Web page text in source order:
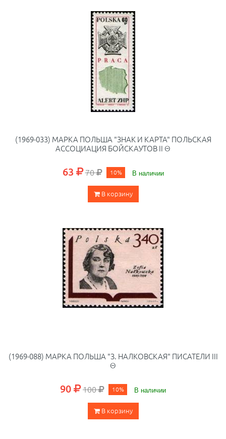
(1969-033) МАРКА ПОЛЬША "ЗНАК И КАРТА" ПОЛЬСКАЯ
АССОЦИАЦИЯ БОЙСКАУТОВ II Θ
63 70 10% В наличии
В корзину
(1969-088) МАРКА ПОЛЬША "З. НАЛКОВСКАЯ" ПИСАТЕЛИ III
Θ
90 100 10% В наличии
В корзину